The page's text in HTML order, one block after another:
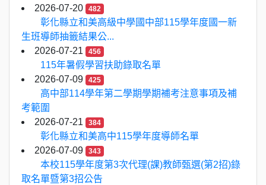
2026-07-20
482
彰化縣立和美高級中學國中部115學年度國一新
生班導師抽籤結果公...
2026-07-21
456
115年暑假學習扶助錄取名單
2026-07-09
425
高中部114學年第二學期學期補考注意事項及補
考範圍
2026-07-21
384
彰化縣立和美高中115學年度導師名單
2026-07-09
343
本校115學年度第3次代理(課)教師甄選(第2招)錄
取名單暨第3招公告